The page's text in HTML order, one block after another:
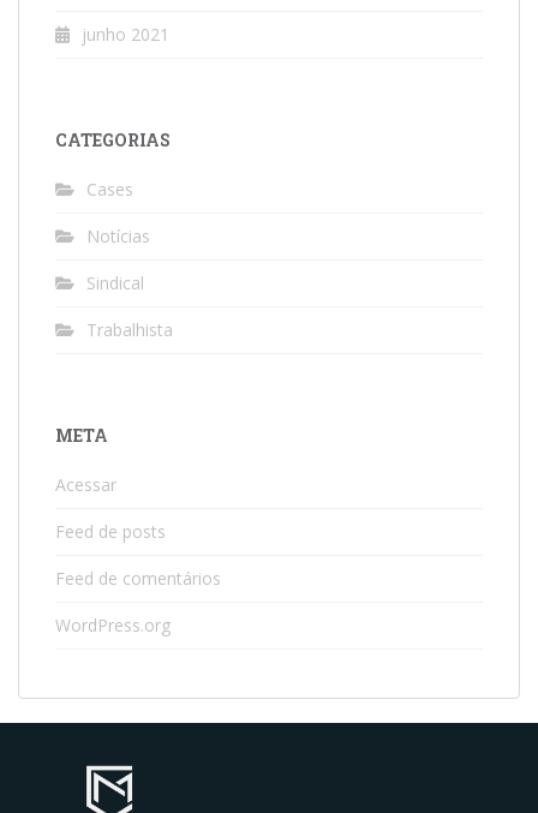
junho 2021
CATEGORIAS
Cases
Notícias
Sindical
Trabalhista
META
Acessar
Feed de posts
Feed de comentários
WordPress.org